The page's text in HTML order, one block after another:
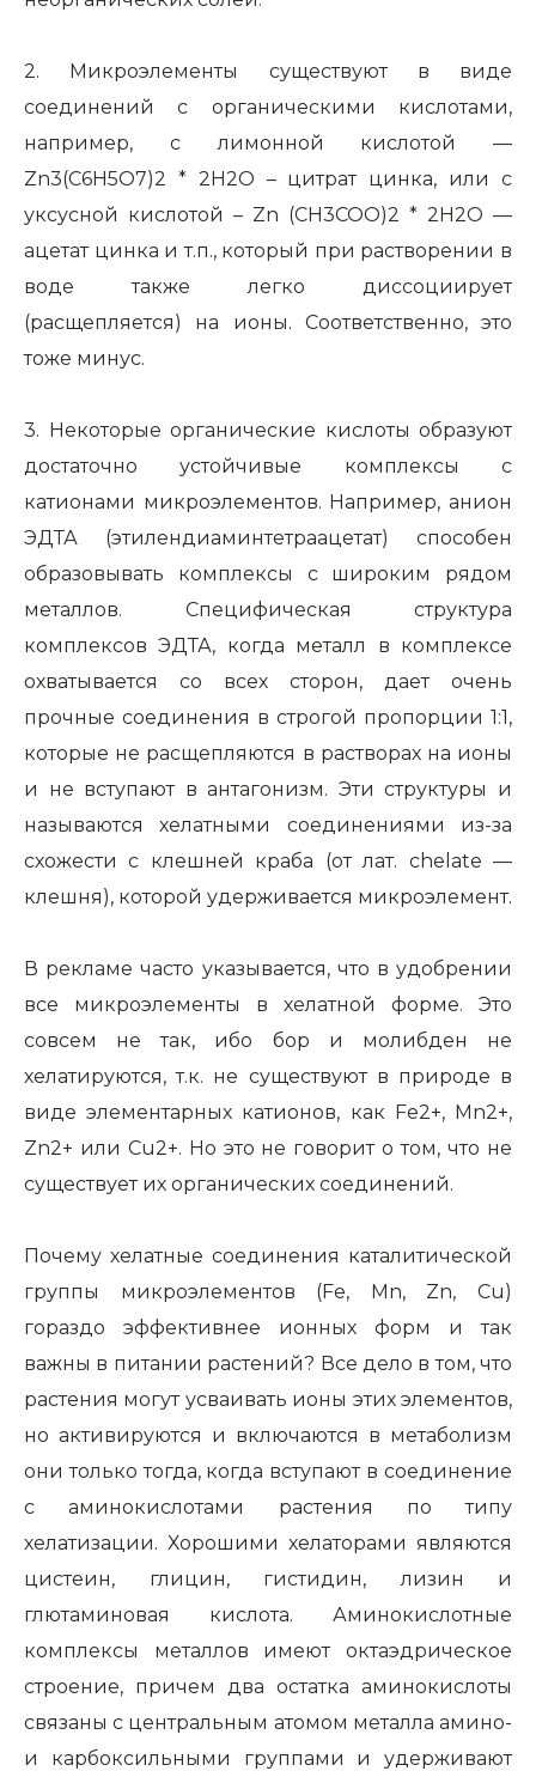
2. Микроэлементы существуют в виде
соединений с органическими кислотами,
например, с лимонной кислотой —
Zn3(C6H5O7)2 * 2H2O – цитрат цинка, или с
уксусной кислотой – Zn (CH3COO)2 * 2H2O —
ацетат цинка и т.п., который при растворении в
воде также легко диссоциирует
(расщепляется) на ионы. Соответственно, это
тоже минус.
3. Некоторые органические кислоты образуют
достаточно устойчивые комплексы с
катионами микроэлементов. Например, анион
ЭДТА (этилендиаминтетраацетат) способен
образовывать комплексы с широким рядом
металлов. Специфическая структура
комплексов ЭДТА, когда металл в комплексе
охватывается со всех сторон, дает очень
прочные соединения в строгой пропорции 1:1,
которые не расщепляются в растворах на ионы
и не вступают в антагонизм. Эти структуры и
называются хелатными соединениями из-за
схожести с клешней краба (от лат. chelate —
клешня), которой удерживается микроэлемент.
В рекламе часто указывается, что в удобрении
все микроэлементы в хелатной форме. Это
совсем не так, ибо бор и молибден не
хелатируются, т.к. не существуют в природе в
виде элементарных катионов, как Fe2+, Mn2+,
Zn2+ или Cu2+. Но это не говорит о том, что не
существует их органических соединений.
Почему хелатные соединения каталитической
группы микроэлементов (Fe, Mn, Zn, Cu)
гораздо эффективнее ионных форм и так
важны в питании растений? Все дело в том, что
растения могут усваивать ионы этих элементов,
но активируются и включаются в метаболизм
они только тогда, когда вступают в соединение
с аминокислотами растения по типу
хелатизации. Хорошими хелаторами являются
цистеин, глицин, гистидин, лизин и
глютаминовая кислота. Аминокислотные
комплексы металлов имеют октаэдрическое
строение, причем два остатка аминокислоты
связаны с центральным атомом металла амино-
и карбоксильными группами и удерживают